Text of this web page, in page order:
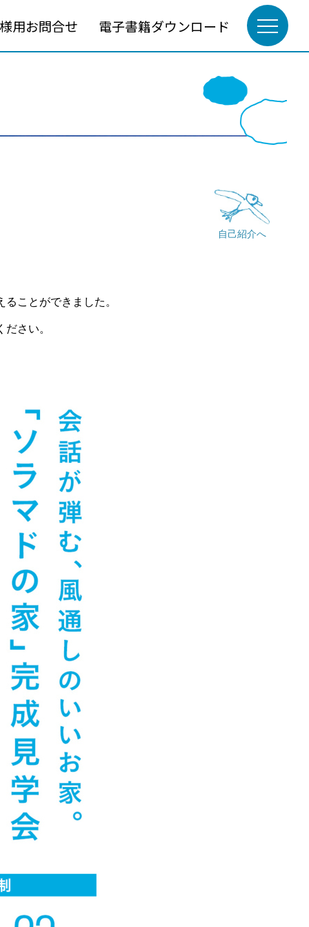
用お問合せ 電子書籍ダウンロード
自己紹介へ
ことができました。
さい。